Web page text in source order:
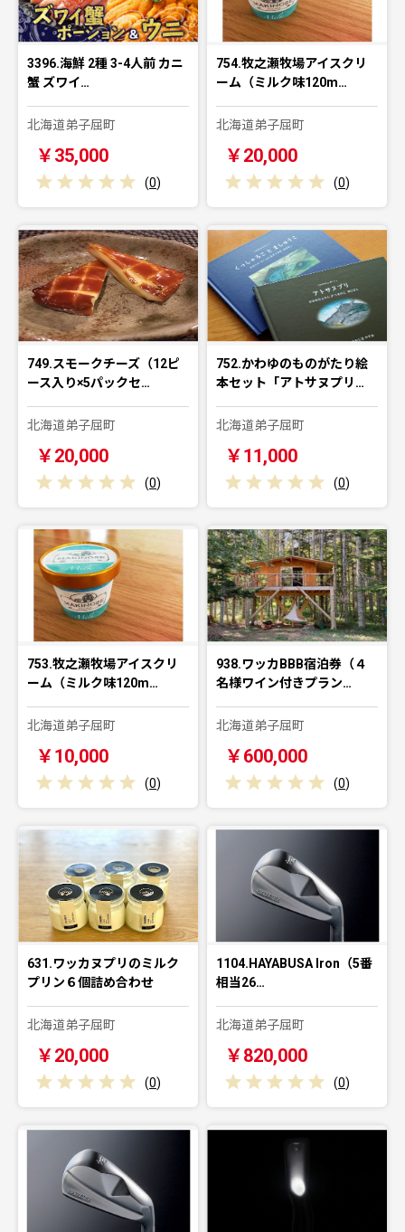
3396.海鮮 2種 3-4人前 カニ
蟹 ズワイ…
北海道弟子屈町
￥35,000
(0)
754.牧之瀬牧場アイスクリ
ーム（ミルク味120m…
北海道弟子屈町
￥20,000
(0)
749.スモークチーズ（12ピ
ース入り×5パックセ…
北海道弟子屈町
￥20,000
(0)
752.かわゆのものがたり絵
本セット「アトサヌプリ…
北海道弟子屈町
￥11,000
(0)
753.牧之瀬牧場アイスクリ
ーム（ミルク味120m…
北海道弟子屈町
￥10,000
(0)
938.ワッカBBB宿泊券（４
名様ワイン付きプラン…
北海道弟子屈町
￥600,000
(0)
631.ワッカヌプリのミルク
プリン６個詰め合わせ
北海道弟子屈町
￥20,000
(0)
1104.HAYABUSA Iron（5番
相当26…
北海道弟子屈町
￥820,000
(0)